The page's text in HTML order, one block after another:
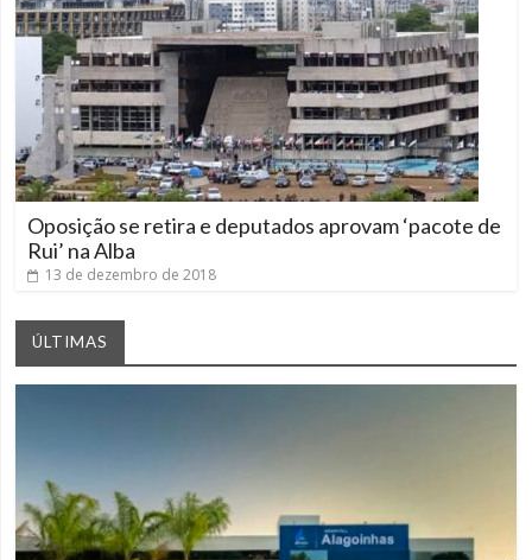
Oposição se retira e deputados aprovam ‘pacote de
Rui’ na Alba
13 de dezembro de 2018
ÚLTIMAS